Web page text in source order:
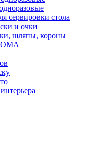
сервировки стола
и очки
шляпы, короны